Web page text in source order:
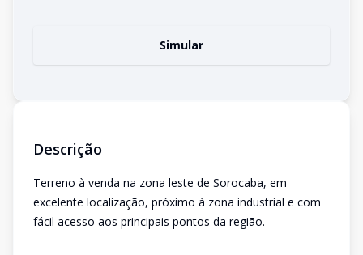
Simular
Descrição
Terreno à venda na zona leste de Sorocaba, em
excelente localização, próximo à zona industrial e com
fácil acesso aos principais pontos da região.